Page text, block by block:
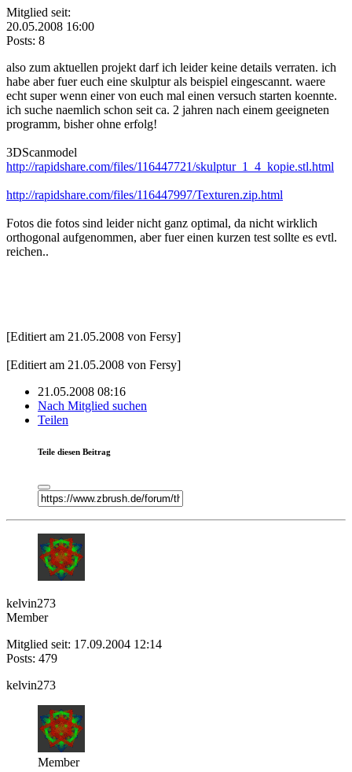
Mitglied seit:
20.05.2008 16:00
Posts: 8
also zum aktuellen projekt darf ich leider keine details verraten. ich
habe aber fuer euch eine skulptur als beispiel eingescannt. waere
echt super wenn einer von euch mal einen versuch starten koennte.
ich suche naemlich schon seit ca. 2 jahren nach einem geeigneten
programm, bisher ohne erfolg!
3DScanmodel
http://rapidshare.com/files/116447721/skulptur_1_4_kopie.stl.html
http://rapidshare.com/files/116447997/Texturen.zip.html
Fotos die fotos sind leider nicht ganz optimal, da nicht wirklich
orthogonal aufgenommen, aber fuer einen kurzen test sollte es evtl.
reichen..
[Editiert am 21.05.2008 von Fersy]
[Editiert am 21.05.2008 von Fersy]
21.05.2008 08:16
Nach Mitglied suchen
Teilen
Teile diesen Beitrag
kelvin273
Member
Mitglied seit: 17.09.2004 12:14
Posts: 479
kelvin273
Member